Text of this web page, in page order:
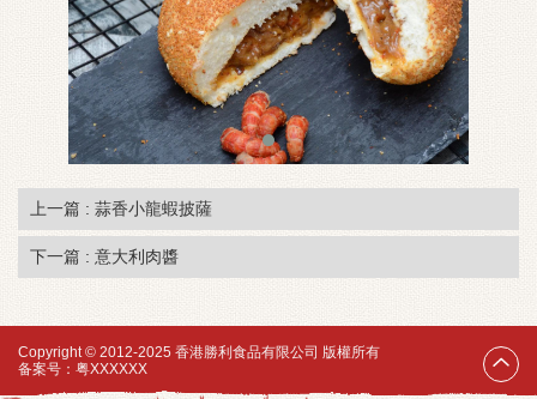
上一篇 : 蒜香小龍蝦披薩
下一篇 : 意大利肉醬
Copyright © 2012-2025 香港勝利食品有限公司 版權所有
备案号： 粤XXXXXX